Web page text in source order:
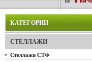
КАТЕГОРИИ
СТЕЛЛАЖИ
Стеллажи СТФ